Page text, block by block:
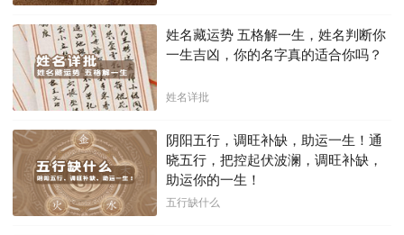
姓名藏运势 五格解一生，姓名判断你
一生吉凶，你的名字真的适合你吗？
姓名详批
阴阳五行，调旺补缺，助运一生！通
晓五行，把控起伏波澜，调旺补缺，
助运你的一生！
五行缺什么